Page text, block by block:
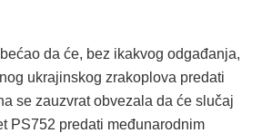
da će, bez ikakvog odgađanja,
ukrajinskog zrakoplova predati
se zauzvrat obvezala da će slučaj
PS752 predati međunarodnim